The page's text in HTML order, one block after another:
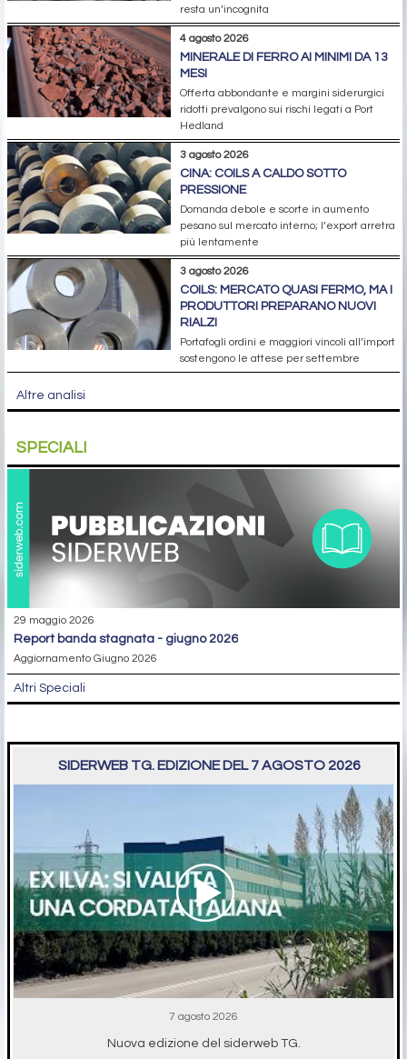
resta un’incognita
4 agosto 2026
MINERALE DI FERRO AI MINIMI DA 13
MESI
Offerta abbondante e margini siderurgici
ridotti prevalgono sui rischi legati a Port
Hedland
3 agosto 2026
CINA: COILS A CALDO SOTTO
PRESSIONE
Domanda debole e scorte in aumento
pesano sul mercato interno; l’export arretra
più lentamente
3 agosto 2026
COILS: MERCATO QUASI FERMO, MA I
PRODUTTORI PREPARANO NUOVI
RIALZI
Portafogli ordini e maggiori vincoli all’import
sostengono le attese per settembre
Altre analisi
SPECIALI
29 maggio 2026
report banda stagnata - giugno 2026
Aggiornamento Giugno 2026
Altri Speciali
SIDERWEB TG. EDIZIONE DEL 7 AGOSTO 2026
7 agosto 2026
Nuova edizione del siderweb TG.